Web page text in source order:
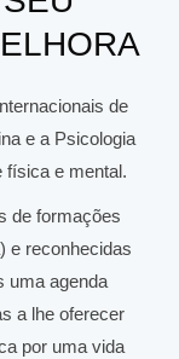
de
e a Psicologia
física e mental.
de formações
e reconhecidas
uma agenda
a lhe oferecer
por uma vida